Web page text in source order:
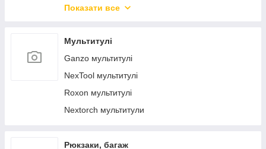
Ел живлення та зарядні пристрої
Nextorch ліхтарі
NexTool ліхтарі
Показати все
Мультитулі
Ganzo мультитулі
NexTool мультитулі
Roxon мультитулі
Nextorch мультитули
Рюкзаки, багаж